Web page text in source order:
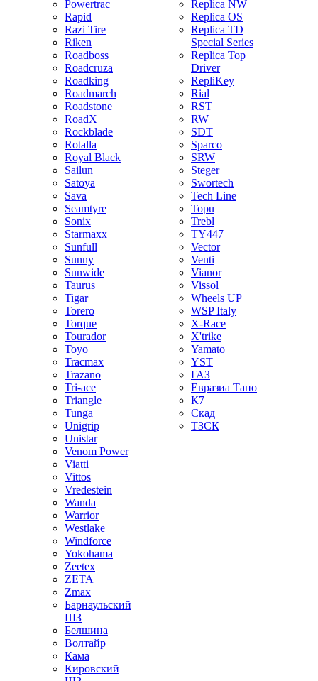
Powertrac
Rapid
Razi Tire
Riken
Roadboss
Roadcruza
Roadking
Roadmarch
Roadstone
RoadX
Rockblade
Rotalla
Royal Black
Sailun
Satoya
Sava
Seamtyre
Sonix
Starmaxx
Sunfull
Sunny
Sunwide
Taurus
Tigar
Torero
Torque
Tourador
Toyo
Tracmax
Trazano
Tri-ace
Triangle
Tunga
Unigrip
Unistar
Venom Power
Viatti
Vittos
Vredestein
Wanda
Warrior
Westlake
Windforce
Yokohama
Zeetex
ZETA
Zmax
Барнаульский
ШЗ
Белшина
Волтайр
Кама
Кировский
Replica NW
Replica OS
Replica TD
Special Series
Replica Top
Driver
RepliKey
Rial
RST
RW
SDT
Sparco
SRW
Steger
Swortech
Tech Line
Topu
Trebl
TY447
Vector
Venti
Vianor
Vissol
Wheels UP
WSP Italy
X-Race
X'trike
Yamato
YST
ГАЗ
Евразиа Тапо
К7
Скад
ТЗСК